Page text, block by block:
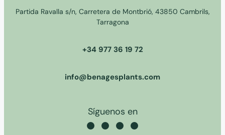
Partida Ravalla s/n, Carretera de Montbrió, 43850 Cambrils,
Tarragona
+34 977 36 19 72
info@benagesplants.com
Síguenos en